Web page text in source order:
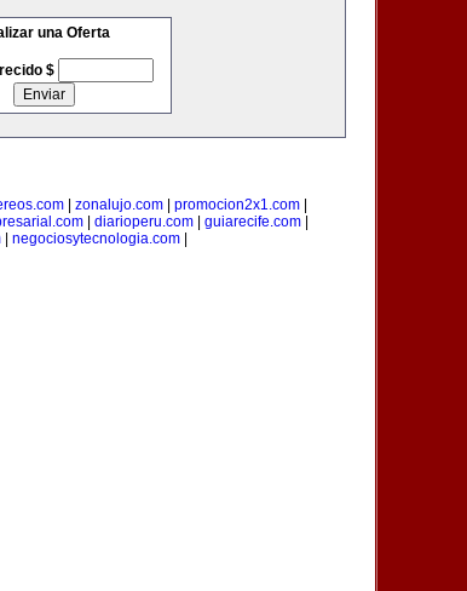
una Oferta
$
| zonalujo.com| promocion2x1.com|
| diarioperu.com| guiarecife.com|
| negociosytecnologia.com|